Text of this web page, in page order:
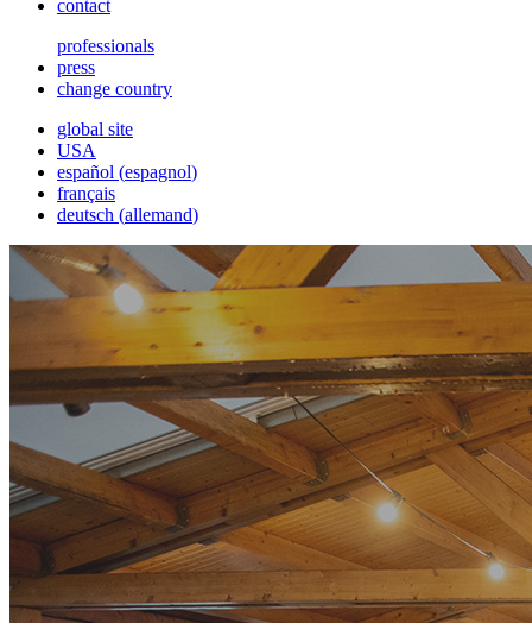
contact
professionals
press
change country
global site
USA
español (espagnol)
français
deutsch (allemand)